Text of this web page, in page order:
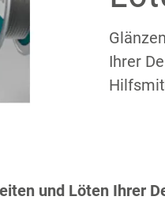
Ihrer
und Löten Ihrer